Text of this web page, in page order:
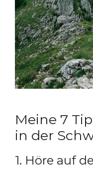
Meine 7
in der
1. Höre auf